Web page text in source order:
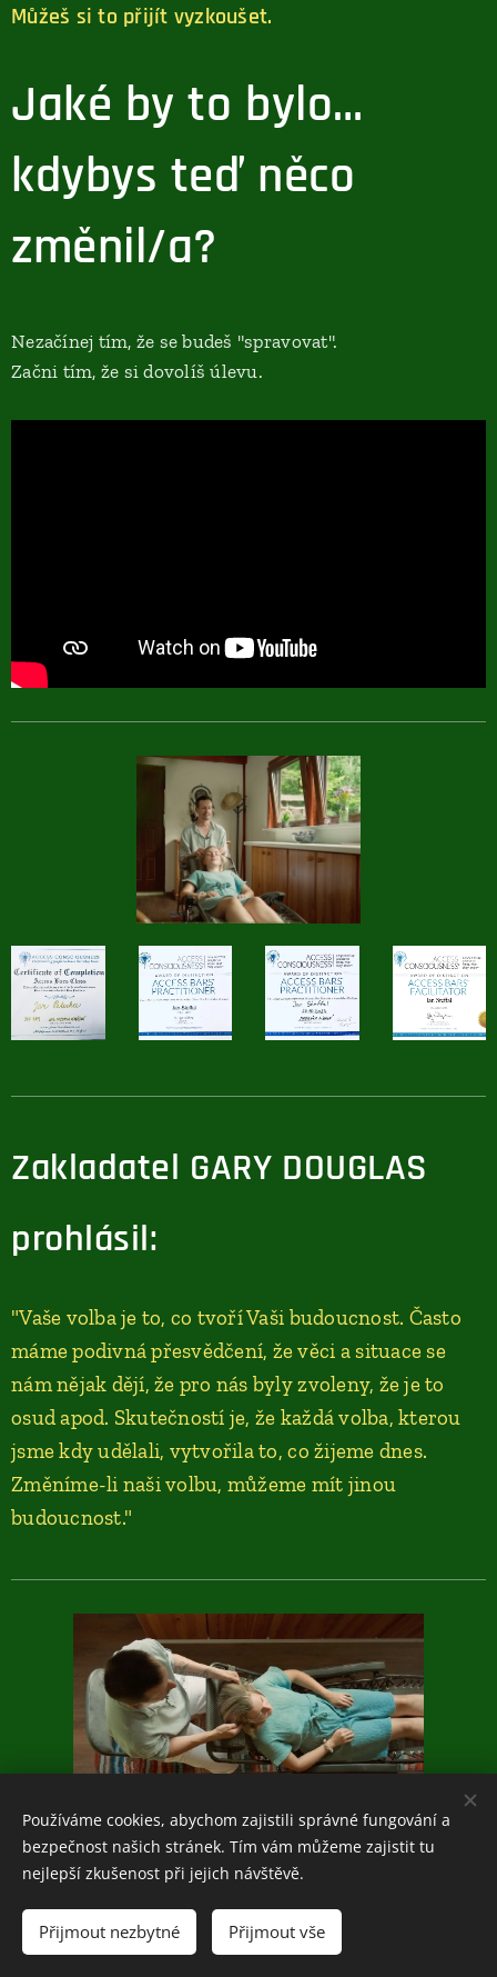
Můžeš si to přijít vyzkoušet.
Jaké by to bylo…
kdybys teď něco
změnil/a?
Nezačínej tím, že se budeš "spravovat".
Začni tím, že si dovolíš úlevu.
Zakladatel GARY DOUGLAS
prohlásil:
"Vaše volba je to, co tvoří Vaši budoucnost. Často
máme podivná přesvědčení, že věci a situace se
nám nějak dějí, že pro nás byly zvoleny, že je to
osud apod. Skutečností je, že každá volba, kterou
jsme kdy udělali, vytvořila to, co žijeme dnes.
Změníme-li naši volbu, můžeme mít jinou
budoucnost."
Účinky ACCESS BARS
Používáme cookies, abychom zajistili správné fungování a
bezpečnost našich stránek. Tím vám můžeme zajistit tu
nejlepší zkušenost při jejich návštěvě.
Přijmout nezbytné Přijmout vše